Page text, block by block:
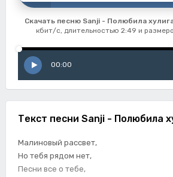
Скачать песню Sanji - Полюбила
кбит/с, длительностью 2:49 и
00:00
Текст песни Sanji - Полюбила
Малиновый рассвет,
Но тебя рядом нет,
Песни все о тебе,